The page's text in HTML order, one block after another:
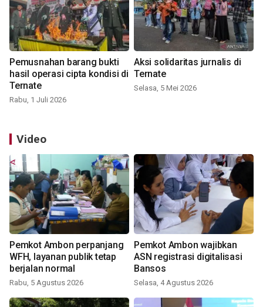
Pemusnahan barang bukti
hasil operasi cipta kondisi di
Ternate
Rabu, 1 Juli 2026
Aksi solidaritas jurnalis di
Ternate
Selasa, 5 Mei 2026
Video
Pemkot Ambon perpanjang
WFH, layanan publik tetap
berjalan normal
Rabu, 5 Agustus 2026
Pemkot Ambon wajibkan
ASN registrasi digitalisasi
Bansos
Selasa, 4 Agustus 2026